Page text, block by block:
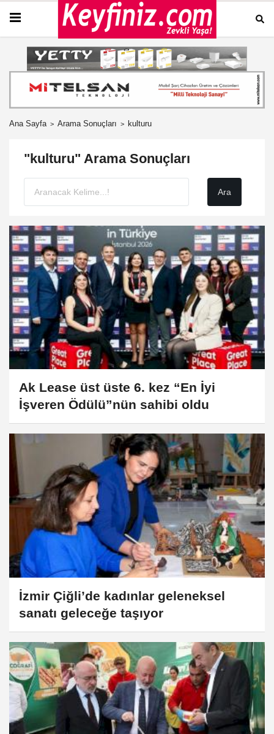
Ana Sayfa Arama Sonuçları kulturu
"kulturu" Arama Sonuçları
Ak Lease üst üste 6. kez “En İyi
İşveren Ödülü”nün sahibi oldu
İzmir Çiğli’de kadınlar geleneksel
sanatı geleceğe taşıyor